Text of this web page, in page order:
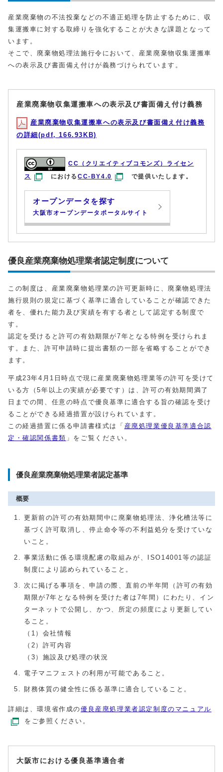
産業廃棄物の不法投棄などの不適正処理を防止するために、収
集運搬車に対する取締りを強化することが大きな課題となって
います。
そこで、廃棄物処理法施行令において、産業廃棄物収集運搬車
への表示及び書面備え付けが義務づけられています。
産業廃棄物収集運搬車への表示及び書面備え付け義務
産業廃棄物収集運搬車への表示及び書面備え付け義務
の詳細(pdf, 166.93KB)
CC（クリエイティブコモンズ）ライセン
ス
におけるCC-BY4.0 で提供いたします。
オープンデータを探す
大阪市オープンデータポータルサイト
優良産業廃棄物処理業者認定制度について
この制度は、産業廃棄物処理業の許可更新時に、廃棄物処理法
施行規則の規定に基づく基準に適合していることが確認できた
者を、優れた能力及び実績を有する者として認定する制度で
す。
認定を受けると許可の有効期限が7年となる特例を受けられま
す。また、許可申請時に提出書類の一部を省略することができ
ます。
平成23年4月1日時点で現に産業廃棄物処理業等の許可を受けて
いる方（5年以上の実績が必要です）は、許可の有効期間満了
日までの間、任意の時点で優良基準に適合する旨の確認を受け
ることができる経過措置が設けられています。
この経過措置に係る申請書様式は「 産廃処理業優良基準適合認
定・確認関係書類 」をご覧ください。
優良産業廃棄物処理業者認定基準
概要
更新前の許可の有効期間中に廃棄物処理法、浄化槽法等に
基づく許可取消し、停止命令等の不利益処分を受けていな
いこと。
事業活動に係る環境配慮の取組みが、ISO14001等の認証
制度により認められていること。
次に掲げる事項を、申請の際、直前の半年間（許可の有効
期限が7年となる特例を受けた者は7年間）にわたり、イン
ターネットで公開し、かつ、所定の頻度により更新してい
ること。
（1）会社情報
（2）許可内容
（3）施設及び処理の状況
電子マニフェストの利用が可能であること。
財務体質の健全性に係る基準に適合していること。
詳細は、環境省作成の優良産廃処理業者認定制度のマニュアル
をご参照ください。
大阪市における優良基準適合者